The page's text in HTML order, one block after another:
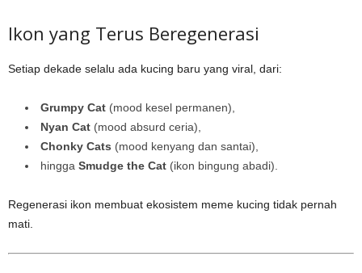
Ikon yang Terus Beregenerasi
Setiap dekade selalu ada kucing baru yang viral, dari:
Grumpy Cat (mood kesel permanen),
Nyan Cat (mood absurd ceria),
Chonky Cats (mood kenyang dan santai),
hingga Smudge the Cat (ikon bingung abadi).
Regenerasi ikon membuat ekosistem meme kucing tidak pernah
mati.